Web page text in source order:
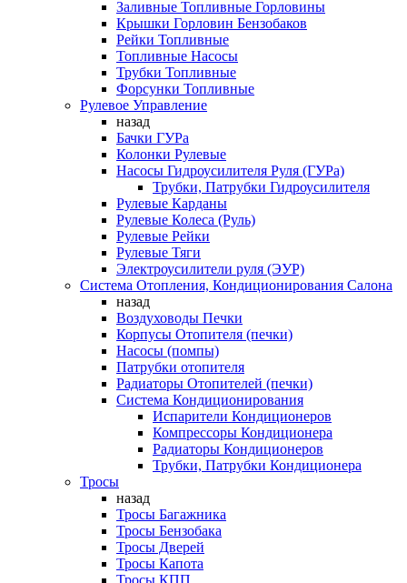
Заливные Топливные Горловины
Крышки Горловин Бензобаков
Рейки Топливные
Топливные Насосы
Трубки Топливные
Форсунки Топливные
Рулевое Управление
назад
Бачки ГУРа
Колонки Рулевые
Насосы Гидроусилителя Руля (ГУРа)
Трубки, Патрубки Гидроусилителя
Рулевые Карданы
Рулевые Колеса (Руль)
Рулевые Рейки
Рулевые Тяги
Электроусилители руля (ЭУР)
Система Отопления, Кондиционирования Салона
назад
Воздуховоды Печки
Корпусы Отопителя (печки)
Насосы (помпы)
Патрубки отопителя
Радиаторы Отопителей (печки)
Система Кондиционирования
Испарители Кондиционеров
Компрессоры Кондиционера
Радиаторы Кондиционеров
Трубки, Патрубки Кондиционера
Тросы
назад
Тросы Багажника
Тросы Бензобака
Тросы Дверей
Тросы Капота
Тросы КПП